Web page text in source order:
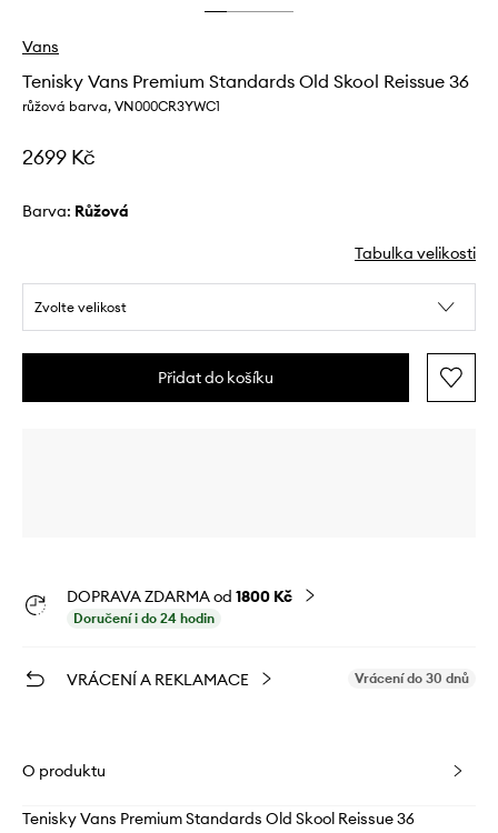
Vans
Tenisky Vans Premium Standards Old Skool Reissue 36
růžová barva, VN000CR3YWC1
2699 Kč
Barva: růžová
Tabulka velikosti
Zvolte velikost
Přidat do košíku
DOPRAVA ZDARMA od 1800 Kč
Doručení i do 24 hodin
VRÁCENÍ A REKLAMACE Vrácení do 30 dnů
O produktu
Tenisky Vans Premium Standards Old Skool Reissue 36